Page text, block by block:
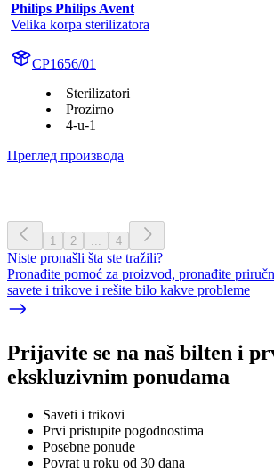
Philips Philips Avent
Velika korpa sterilizatora
CP1656/01
Sterilizatori
Prozirno
4-u-1
Преглед производа
1 2 ... 4
Niste pronašli šta ste tražili?
Pronađite pomoć za proizvod, pronađite
savete i trikove i rešite bilo kakve probleme
Prijavite se na naš bilten i
ekskluzivnim ponudama
Saveti i trikovi
Prvi pristupite pogodnostima
Posebne ponude
Povrat u roku od 30 dana